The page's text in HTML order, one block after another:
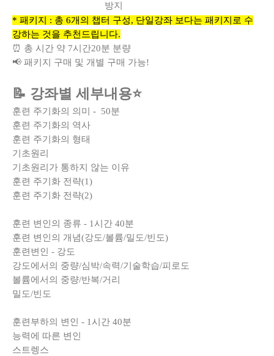
방지
* 패키지 : 총 6개의 챕터 구성, 단일강좌 보다는 패키지로 수
강하는 것을 추천드립니다.
⏰ 총 시간 약 7시간20분 분량
📢 패키지 구매 및 개별 구매 가능!
📝 강좌별 세부내용⭐
훈련 주기화의 의미 - 50분
훈련 주기화의 역사
훈련 주기화의 형태
기초원리
기초원리가 통하지 않는 이유
훈련 주기화 전략(1)
훈련 주기화 전략(2)
훈련 변인의 종류 - 1시간 40분
훈련 변인의 개념(강도/볼륨/밀도/빈도)
훈련변인 - 강도
강도에서의 중량/심박/속력/기술학습/피로도
볼륨에서의 중량/반복/거리
밀도/빈도
훈련부하의 변인 - 1시간 40분
능력에 따른 변인
스트렝스